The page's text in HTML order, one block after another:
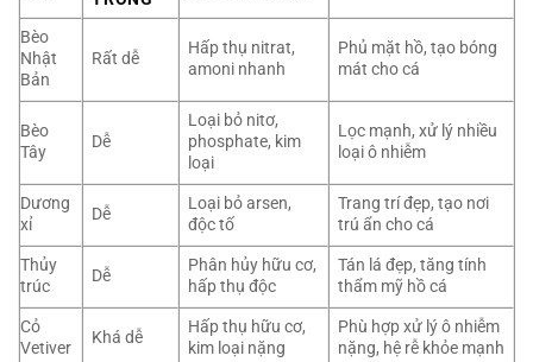
Bèo
Nhật
Bản
Rất dễ
Hấp thụ nitrat,
amoni nhanh
Phủ mặt hồ, tạo bóng
mát cho cá
Bèo
Tây
Dễ
Loại bỏ nitơ,
phosphate, kim
loại
Lọc mạnh, xử lý nhiều
loại ô nhiễm
Dương
xỉ
Dễ
Loại bỏ arsen,
độc tố
Trang trí đẹp, tạo nơi
trú ẩn cho cá
Thủy
trúc
Dễ
Phân hủy hữu cơ,
hấp thụ độc
Tán lá đẹp, tăng tính
thẩm mỹ hồ cá
Cỏ
Vetiver
Khá dễ
Hấp thụ hữu cơ,
kim loại nặng
Phù hợp xử lý ô nhiễm
nặng, hệ rễ khỏe mạnh